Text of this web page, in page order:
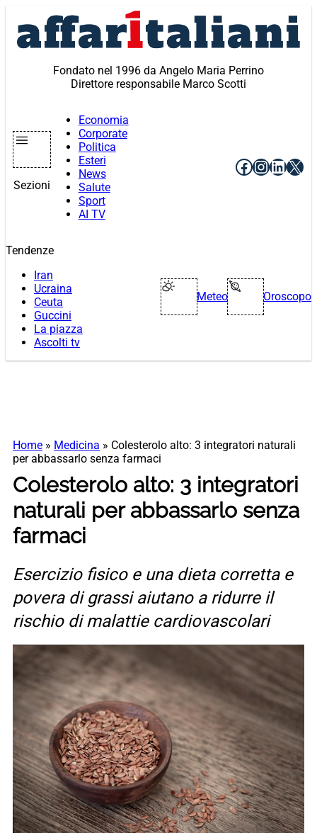
contenuto
Fondato nel 1996 da Angelo Maria Perrino
Direttore responsabile Marco Scotti
Sezioni
Economia
Corporate
Politica
Esteri
News
Salute
Sport
AI TV
Facebook
X
Tendenze
Iran
Ucraina
Ceuta
Guccini
La piazza
Ascolti tv
Meteo Oroscopo
Home » Medicina » Colesterolo alto: 3 integratori naturali
per abbassarlo senza farmaci
Colesterolo alto: 3 integratori
naturali per abbassarlo senza
farmaci
Esercizio fisico e una dieta corretta e
povera di grassi aiutano a ridurre il
rischio di malattie cardiovascolari